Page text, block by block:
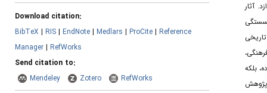
Download citation:
BibTeX | RIS | EndNote | Medlars | ProCite | Reference
Manager | RefWorks
Send citation to:
Mendeley
Zotero RefWorks
آثار
بلکه
پژوهش